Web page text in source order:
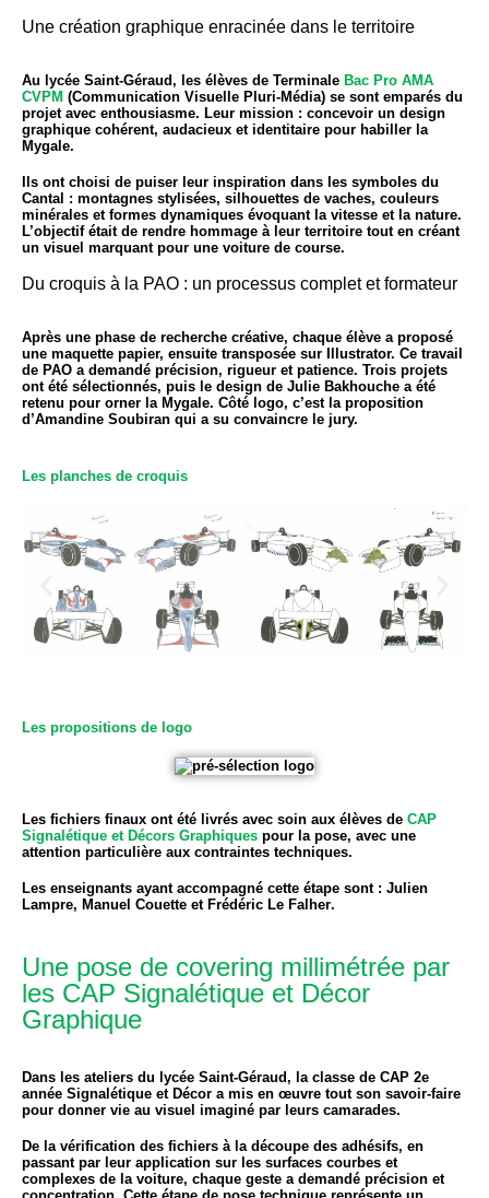
Une création graphique enracinée dans le territoire
Au lycée Saint-Géraud, les élèves de Terminale Bac Pro AMA
CVPM (Communication Visuelle Pluri-Média) se sont emparés du
projet avec enthousiasme. Leur mission : concevoir un design
graphique cohérent, audacieux et identitaire pour habiller la
Mygale.
Ils ont choisi de puiser leur inspiration dans les symboles du
Cantal : montagnes stylisées, silhouettes de vaches, couleurs
minérales et formes dynamiques évoquant la vitesse et la nature.
L’objectif était de rendre hommage à leur territoire tout en créant
un visuel marquant pour une voiture de course.
Du croquis à la PAO : un processus complet et formateur
Après une phase de recherche créative, chaque élève a proposé
une maquette papier, ensuite transposée sur Illustrator. Ce travail
de PAO a demandé précision, rigueur et patience. Trois projets
ont été sélectionnés, puis le design de Julie Bakhouche a été
retenu pour orner la Mygale. Côté logo, c’est la proposition
d’Amandine Soubiran qui a su convaincre le jury.
Les planches de croquis
Les propositions de logo
Les fichiers finaux ont été livrés avec soin aux élèves de CAP
Signalétique et Décors Graphiques pour la pose, avec une
attention particulière aux contraintes techniques.
Les enseignants ayant accompagné cette étape sont : Julien
Lampre, Manuel Couette et Frédéric Le Falher.
Une pose de covering millimétrée par
les CAP Signalétique et Décor
Graphique
Dans les ateliers du lycée Saint-Géraud, la classe de CAP 2e
année Signalétique et Décor a mis en œuvre tout son savoir-faire
pour donner vie au visuel imaginé par leurs camarades.
De la vérification des fichiers à la découpe des adhésifs, en
passant par leur application sur les surfaces courbes et
complexes de la voiture, chaque geste a demandé précision et